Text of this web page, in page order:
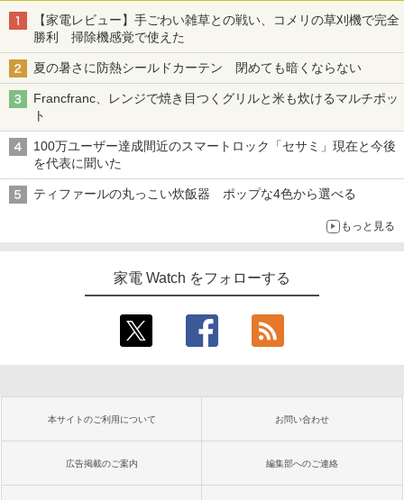
【家電レビュー】手ごわい雑草との戦い、コメリの草刈機で完全
勝利 掃除機感覚で使えた
夏の暑さに防熱シールドカーテン 閉めても暗くならない
Francfranc、レンジで焼き目つくグリルと米も炊けるマルチポッ
ト
100万ユーザー達成間近のスマートロック「セサミ」現在と今後
を代表に聞いた
ティファールの丸っこい炊飯器 ポップな4色から選べる
もっと見る
家電 Watch をフォローする
本サイトのご利用について お問い合わせ
広告掲載のご案内 編集部へのご連絡